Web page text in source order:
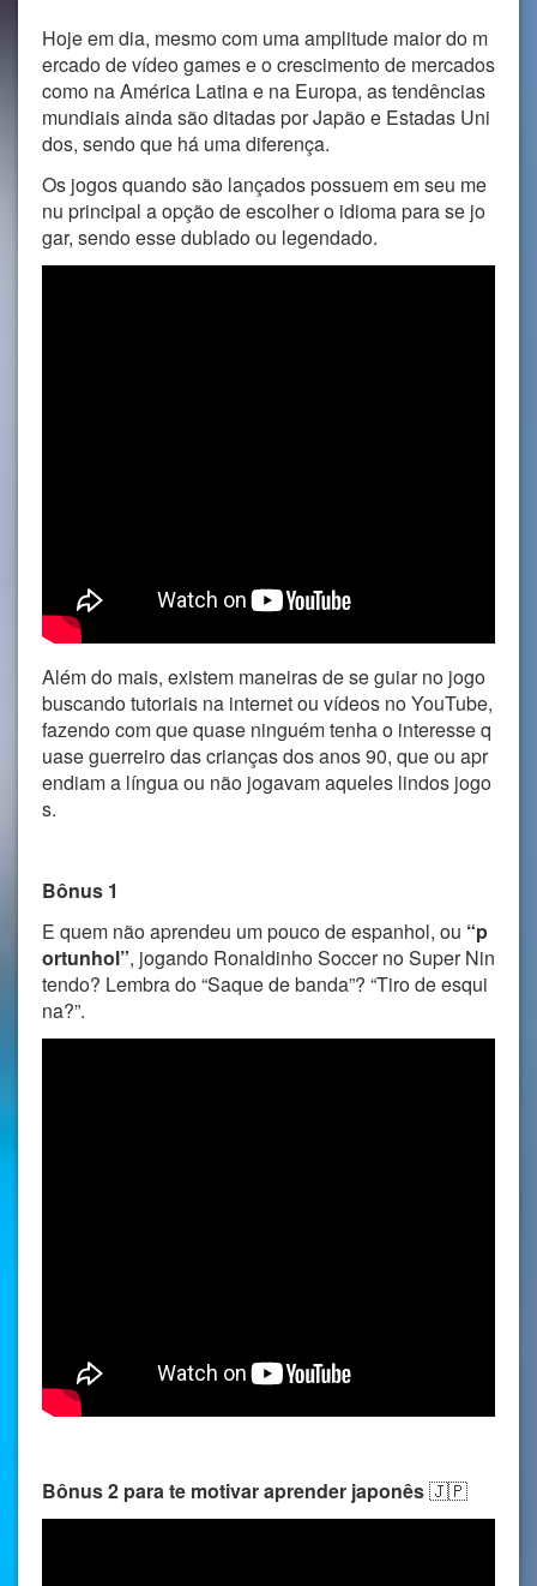
Hoje em dia, mesmo com uma amplitude maior do m
ercado de vídeo games e o crescimento de mercados
como na América Latina e na Europa, as tendências
mundiais ainda são ditadas por Japão e Estadas Uni
dos, sendo que há uma diferença.
Os jogos quando são lançados possuem em seu me
nu principal a opção de escolher o idioma para se jo
gar, sendo esse dublado ou legendado.
Além do mais, existem maneiras de se guiar no jogo
buscando tutoriais na internet ou vídeos no YouTube,
fazendo com que quase ninguém tenha o interesse q
uase guerreiro das crianças dos anos 90, que ou apr
endiam a língua ou não jogavam aqueles lindos jogo
s.
Bônus 1
E quem não aprendeu um pouco de espanhol, ou “p
ortunhol”, jogando Ronaldinho Soccer no Super Nin
tendo? Lembra do “Saque de banda”? “Tiro de esqui
na?”.
Bônus 2 para te motivar aprender japonês🇯🇵